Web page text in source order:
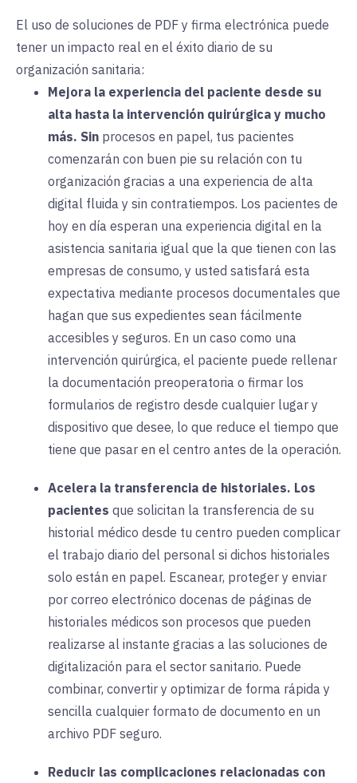
El uso de soluciones de PDF y firma electrónica puede
tener un impacto real en el éxito diario de su
organización sanitaria:
Mejora la experiencia del paciente desde su
alta hasta la intervención quirúrgica y mucho
más. Sin procesos en papel, tus pacientes
comenzarán con buen pie su relación con tu
organización gracias a una experiencia de alta
digital fluida y sin contratiempos. Los pacientes de
hoy en día esperan una experiencia digital en la
asistencia sanitaria igual que la que tienen con las
empresas de consumo, y usted satisfará esta
expectativa mediante procesos documentales que
hagan que sus expedientes sean fácilmente
accesibles y seguros. En un caso como una
intervención quirúrgica, el paciente puede rellenar
la documentación preoperatoria o firmar los
formularios de registro desde cualquier lugar y
dispositivo que desee, lo que reduce el tiempo que
tiene que pasar en el centro antes de la operación.
Acelera la transferencia de historiales. Los
pacientes que solicitan la transferencia de su
historial médico desde tu centro pueden complicar
el trabajo diario del personal si dichos historiales
solo están en papel. Escanear, proteger y enviar
por correo electrónico docenas de páginas de
historiales médicos son procesos que pueden
realizarse al instante gracias a las soluciones de
digitalización para el sector sanitario. Puede
combinar, convertir y optimizar de forma rápida y
sencilla cualquier formato de documento en un
archivo PDF seguro.
Reducir las complicaciones relacionadas con